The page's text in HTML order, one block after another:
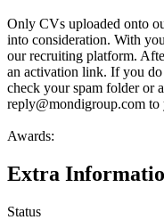
Only CVs uploaded onto
into consideration. With
our recruiting platform.
an activation link. If you
check your spam folder or
reply@mondigroup.com to
Awards:
Extra
Status